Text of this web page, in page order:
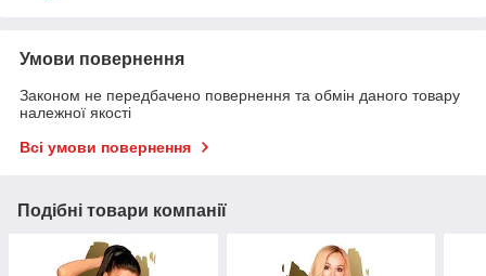
Умови повернення
Законом не передбачено повернення та обмін даного товару
належної якості
Всі умови повернення
Подібні товари компанії